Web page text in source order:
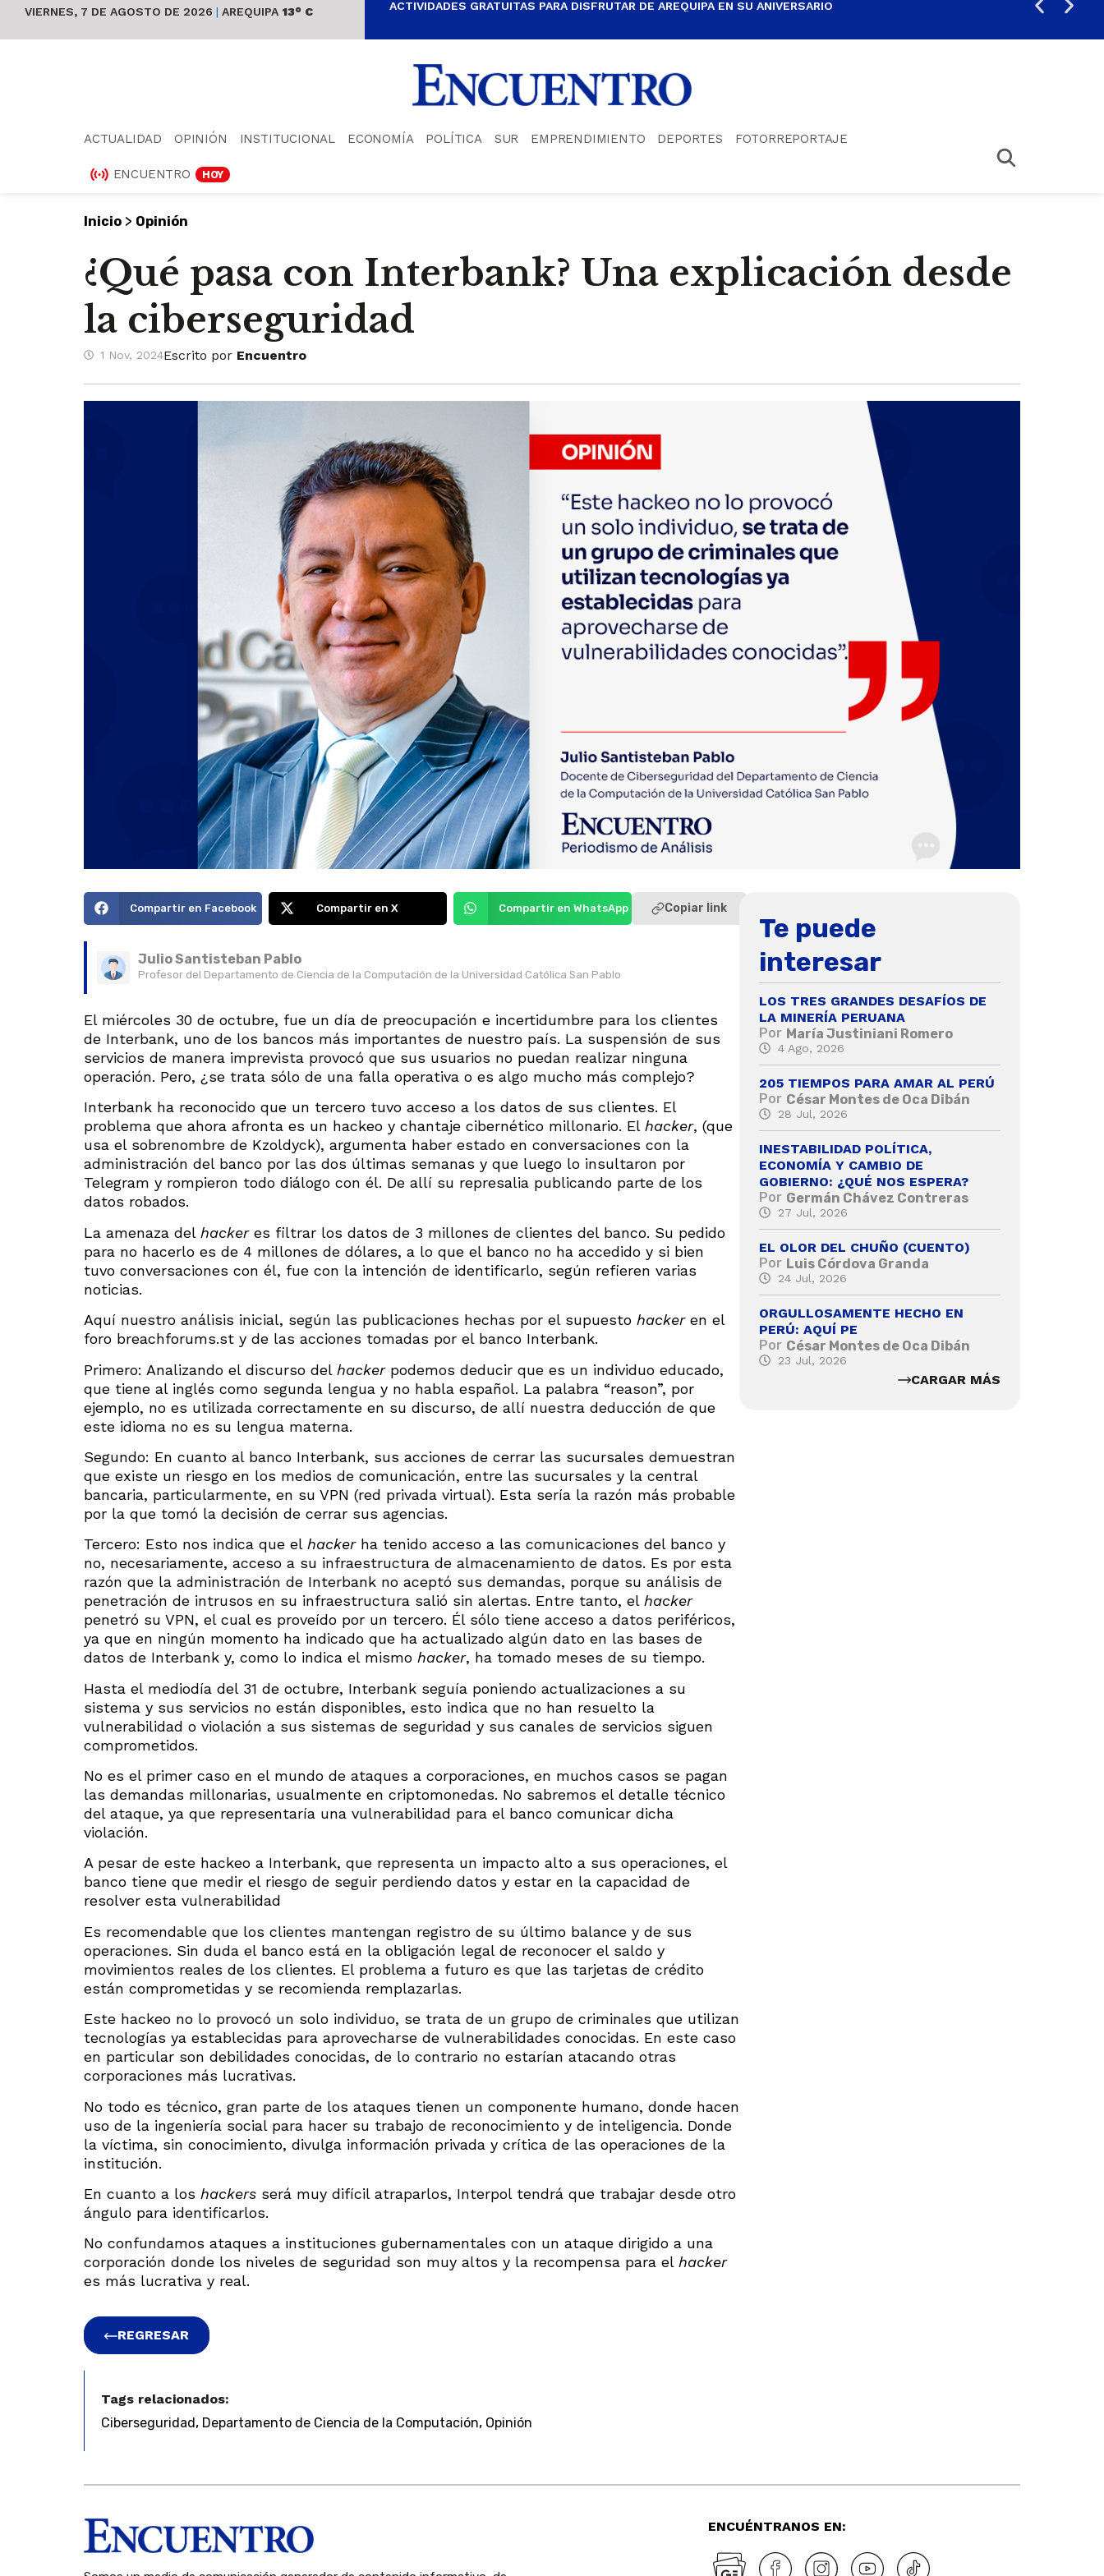
VIERNES, 7 DE AGOSTO DE 2026 | AREQUIPA 13° C ACTIVIDADES GRATUITAS PARA DISFRUTAR DE AREQUIPA EN SU ANIVERSARIO
ACTUALIDAD OPINIÓN INSTITUCIONAL ECONOMÍA POLÍTICA SUR EMPRENDIMIENTO DEPORTES FOTORREPORTAJE
ENCUENTRO HOY
Inicio > Opinión
¿Qué pasa con Interbank? Una explicación desde
la ciberseguridad
1 Nov, 2024Escrito por Encuentro
Compartir en Facebook Compartir en X Compartir en WhatsApp Copiar link
Julio Santisteban Pablo
Profesor del Departamento de Ciencia de la Computación de la Universidad Católica San Pablo
El miércoles 30 de octubre, fue un día de preocupación e incertidumbre para los clientes
de Interbank, uno de los bancos más importantes de nuestro país. La suspensión de sus
servicios de manera imprevista provocó que sus usuarios no puedan realizar ninguna
operación. Pero, ¿se trata sólo de una falla operativa o es algo mucho más complejo?
Interbank ha reconocido que un tercero tuvo acceso a los datos de sus clientes. El
problema que ahora afronta es un hackeo y chantaje cibernético millonario. El hacker, (que
usa el sobrenombre de Kzoldyck), argumenta haber estado en conversaciones con la
administración del banco por las dos últimas semanas y que luego lo insultaron por
Telegram y rompieron todo diálogo con él. De allí su represalia publicando parte de los
datos robados.
La amenaza del hackeres filtrar los datos de 3 millones de clientes del banco. Su pedido
para no hacerlo es de 4 millones de dólares, a lo que el banco no ha accedido y si bien
tuvo conversaciones con él, fue con la intención de identificarlo, según refieren varias
noticias.
Aquí nuestro análisis inicial, según las publicaciones hechas por el supuesto hackeren el
foro breachforums.st y de las acciones tomadas por el banco Interbank.
Primero: Analizando el discurso del hackerpodemos deducir que es un individuo educado,
que tiene al inglés como segunda lengua y no habla español. La palabra “reason”, por
ejemplo, no es utilizada correctamente en su discurso, de allí nuestra deducción de que
este idioma no es su lengua materna.
Segundo: En cuanto al banco Interbank, sus acciones de cerrar las sucursales demuestran
que existe un riesgo en los medios de comunicación, entre las sucursales y la central
bancaria, particularmente, en su VPN (red privada virtual). Esta sería la razón más probable
por la que tomó la decisión de cerrar sus agencias.
Tercero: Esto nos indica que el hackerha tenido acceso a las comunicaciones del banco y
no, necesariamente, acceso a su infraestructura de almacenamiento de datos. Es por esta
razón que la administración de Interbank no aceptó sus demandas, porque su análisis de
penetración de intrusos en su infraestructura salió sin alertas. Entre tanto, el hacker
penetró su VPN, el cual es proveído por un tercero. Él sólo tiene acceso a datos periféricos,
ya que en ningún momento ha indicado que ha actualizado algún dato en las bases de
datos de Interbank y, como lo indica el mismo hacker, ha tomado meses de su tiempo.
Hasta el mediodía del 31 de octubre, Interbank seguía poniendo actualizaciones a su
sistema y sus servicios no están disponibles, esto indica que no han resuelto la
vulnerabilidad o violación a sus sistemas de seguridad y sus canales de servicios siguen
comprometidos.
No es el primer caso en el mundo de ataques a corporaciones, en muchos casos se pagan
las demandas millonarias, usualmente en criptomonedas. No sabremos el detalle técnico
del ataque, ya que representaría una vulnerabilidad para el banco comunicar dicha
violación.
A pesar de este hackeo a Interbank, que representa un impacto alto a sus operaciones, el
banco tiene que medir el riesgo de seguir perdiendo datos y estar en la capacidad de
resolver esta vulnerabilidad
Es recomendable que los clientes mantengan registro de su último balance y de sus
operaciones. Sin duda el banco está en la obligación legal de reconocer el saldo y
movimientos reales de los clientes. El problema a futuro es que las tarjetas de crédito
están comprometidas y se recomienda remplazarlas.
Este hackeo no lo provocó un solo individuo, se trata de un grupo de criminales que utilizan
tecnologías ya establecidas para aprovecharse de vulnerabilidades conocidas. En este caso
en particular son debilidades conocidas, de lo contrario no estarían atacando otras
corporaciones más lucrativas.
No todo es técnico, gran parte de los ataques tienen un componente humano, donde hacen
uso de la ingeniería social para hacer su trabajo de reconocimiento y de inteligencia. Donde
la víctima, sin conocimiento, divulga información privada y crítica de las operaciones de la
institución.
En cuanto a los hackers será muy difícil atraparlos, Interpol tendrá que trabajar desde otro
ángulo para identificarlos.
No confundamos ataques a instituciones gubernamentales con un ataque dirigido a una
corporación donde los niveles de seguridad son muy altos y la recompensa para el hacker
es más lucrativa y real.
REGRESAR
Tags relacionados:
Ciberseguridad , Departamento de Ciencia de la Computación, Opinión
Te puede
interesar
LOS TRES GRANDES DESAFÍOS DE
LA MINERÍA PERUANA
Por María Justiniani Romero
4 Ago, 2026
205 TIEMPOS PARA AMAR AL PERÚ
Por César Montes de Oca Dibán
28 Jul, 2026
INESTABILIDAD POLÍTICA,
ECONOMÍA Y CAMBIO DE
GOBIERNO: ¿QUÉ NOS ESPERA?
Por Germán Chávez Contreras
27 Jul, 2026
EL OLOR DEL CHUÑO (CUENTO)
Por Luis Córdova Granda
24 Jul, 2026
ORGULLOSAMENTE HECHO EN
PERÚ: AQUÍ PE
Por César Montes de Oca Dibán
23 Jul, 2026
CARGAR MÁS
ENCUÉNTRANOS EN: